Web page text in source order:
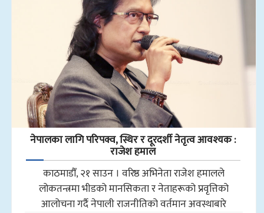
नेपालका लागि परिपक्व, स्थिर र दूरदर्शी नेतृत्व आवश्यक :
राजेश हमाल
काठमाडौँ, २१ साउन । वरिष्ठ अभिनेता राजेश हमालले
लोकतन्त्रमा भीडको मानसिकता र नेताहरूको प्रवृत्तिको
आलोचना गर्दै नेपाली राजनीतिको वर्तमान अवस्थाबारे